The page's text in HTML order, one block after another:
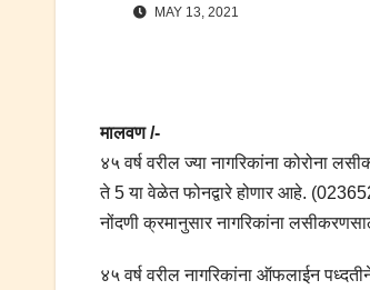
MAY 13, 2021
मालवण /-
४५ वर्ष वरील ज्या नागरिकांना कोरोना
ते 5 या वेळेत फोनद्वारे होणार आहे.
नोंदणी क्रमानुसार नागरिकांना
४५ वर्ष वरील नागरिकांना ऑफलाईन